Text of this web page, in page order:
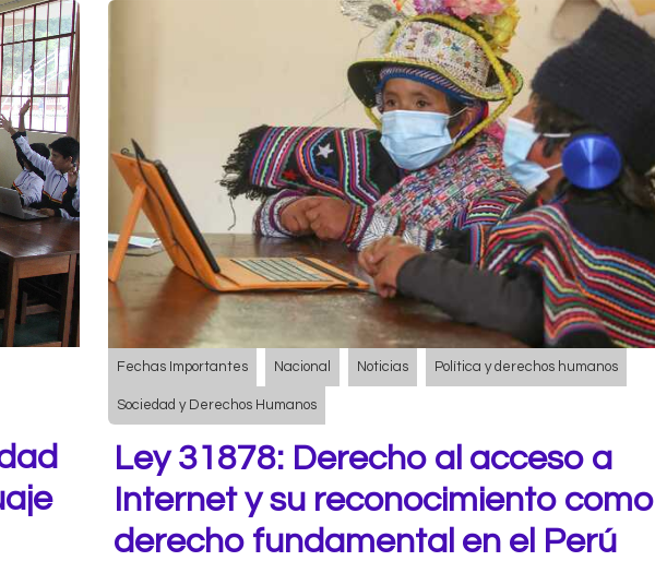
Fechas Importantes Nacional Noticias Política y derechos humanos
Sociedad y Derechos Humanos
Ley 31878: Derecho al acceso a
Internet y su reconocimiento como
derecho fundamental en el Perú